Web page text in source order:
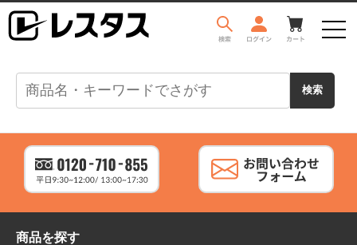
商品を探す